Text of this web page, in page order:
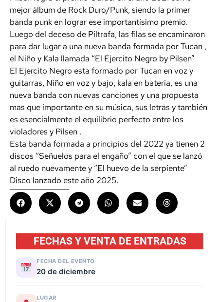
mejor álbum de Rock Duro/Punk, siendo la primer
banda punk en lograr ese importantísimo premio.
Luego del deceso de Piltrafa, las filas se encaminaron
para dar lugar a una nueva banda formada por Tucan ,
el Niño y Kala llamada “El Ejercito Negro by Pilsen”
El Ejercito Negro esta formado por Tucan en voz y
guitarras, Niño en voz y bajo, kala en batería, es una
nueva banda con nuevas canciones y una propuesta
mas que importante en su música, sus letras y también
es esencialmente el equilibrio perfecto entre los
violadores y Pilsen .
Esta banda formada a principios del 2022 ya tienen 2
discos “Señuelos para el engaño” con el que se lanzó
al ruedo nuevamente y “El huevo de la serpiente”
Disco lanzado este año 2025.
FECHAS Y VENTA DE ENTRADAS
FECHA DEL EVENTO
20 de diciembre
LUGAR